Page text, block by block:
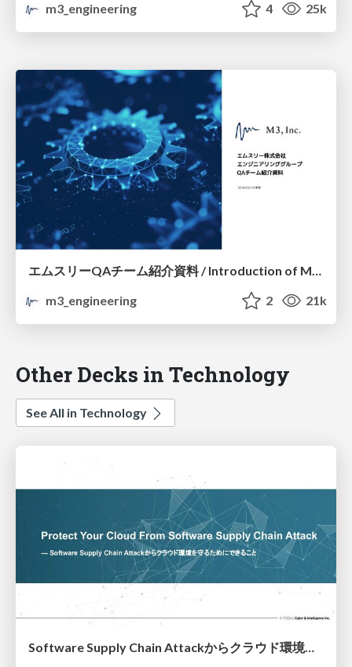
m3_engineering
4 25k
エムスリーQAチーム紹介資料 / Introduction of M3 QA Team
m3_engineering
2 21k
Other Decks in Technology
See All in Technology